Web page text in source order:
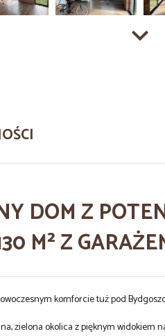
DOM Z
M² Z
komforcie tuż pod
zielona okolica z pięknym widokiem